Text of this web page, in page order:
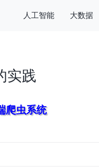
人工智能 大数据
实践
爬虫系统